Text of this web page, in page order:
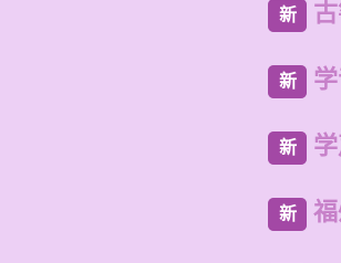
新
新
新
新